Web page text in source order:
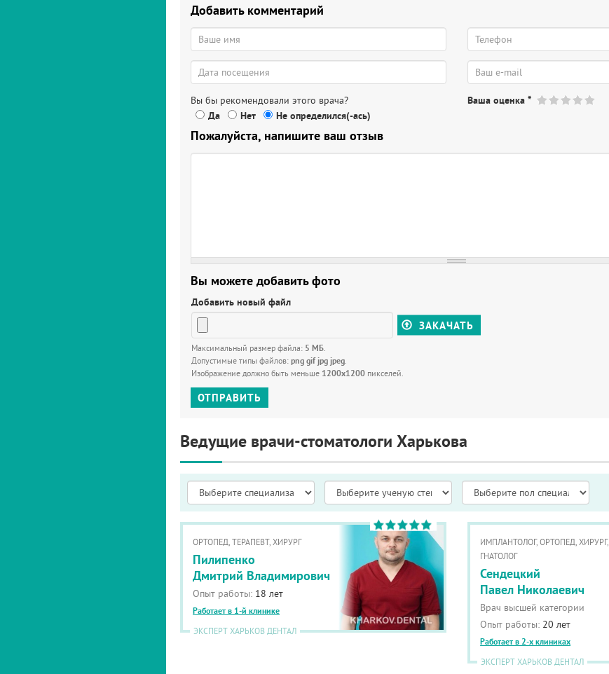
Добавить комментарий
Вы бы рекомендовали этого врача?
Да
Нет Не определился(-ась)
Ваша оценка*
Пожалуйста, напишите ваш отзыв
Вы можете добавить фото
Добавить новый файл
ЗАКАЧАТЬ
Максимальный размер файла: 5 МБ.
Допустимые типы файлов: png gif jpg jpeg.
Изображение должно быть меньше 1200x1200 пикселей.
ОТПРАВИТЬ
Ведущие врачи-стоматологи Харькова
ОРТОПЕД, ТЕРАПЕВТ, ХИРУРГ
Пилипенко
Дмитрий Владимирович
Опыт работы: 18 лет
Работает в 1-й клинике
ЭКСПЕРТ ХАРЬКОВ ДЕНТАЛ
ИМПЛАНТОЛОГ, ОРТОПЕД, ХИРУРГ,
ГНАТОЛОГ
Сендецкий
Павел Николаевич
Врач высшей категории
Опыт работы: 20 лет
Работает в 2-х клиниках
ЭКСПЕРТ ХАРЬКОВ ДЕНТАЛ